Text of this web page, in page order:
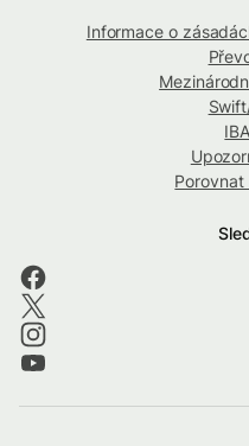
Informace o
Porovnat